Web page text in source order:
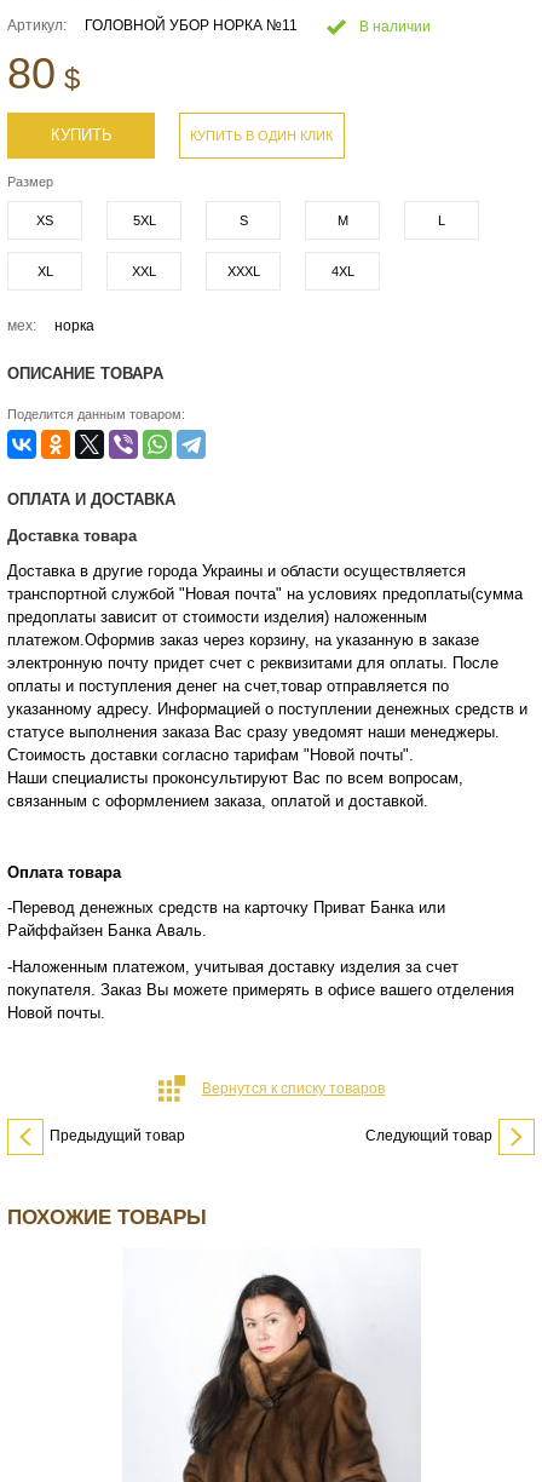
Артикул: ГОЛОВНОЙ УБОР НОРКА №11 В наличии
80 $
КУПИТЬ КУПИТЬ В ОДИН КЛИК
Размер
XS 5XL S M L
XL XXL XXXL 4XL
мех: норка
ОПИСАНИЕ ТОВАРА
Поделится данным товаром:
ОПЛАТА И ДОСТАВКА
Доставка товара
Доставка в другие города Украины и области осуществляется
транспортной службой "Новая почта" на условиях предоплаты(сумма
предоплаты зависит от стоимости изделия) наложенным
платежом.Оформив заказ через корзину, на указанную в заказе
электронную почту придет счет с реквизитами для оплаты. После
оплаты и поступления денег на счет,товар отправляется по
указанному адресу. Информацией о поступлении денежных средств и
статусе выполнения заказа Вас сразу уведомят наши менеджеры.
Стоимость доставки согласно тарифам "Новой почты".
Наши специалисты проконсультируют Вас по всем вопросам,
связанным с оформлением заказа, оплатой и доставкой.
Оплата товара
-Перевод денежных средств на карточку Приват Банка или
Райффайзен Банка Аваль.
-Наложенным платежом, учитывая доставку изделия за счет
покупателя. Заказ Вы можете примерять в офисе вашего отделения
Новой почты.
Вернутся к списку товаров
Предыдущий товар Следующий товар
ПОХОЖИЕ ТОВАРЫ